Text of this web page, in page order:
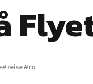
#reise#ro